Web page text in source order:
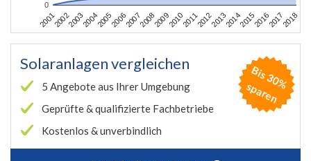
200120022003200420052006200720082009201020112012201320142015201620172018
0
Solaranlagen vergleichen
5 Angebote aus Ihrer Umgebung
Geprüfte & qualifizierte Fachbetriebe
Kostenlos & unverbindlich
B
is
3
0
%
s
p
a
r
e
n